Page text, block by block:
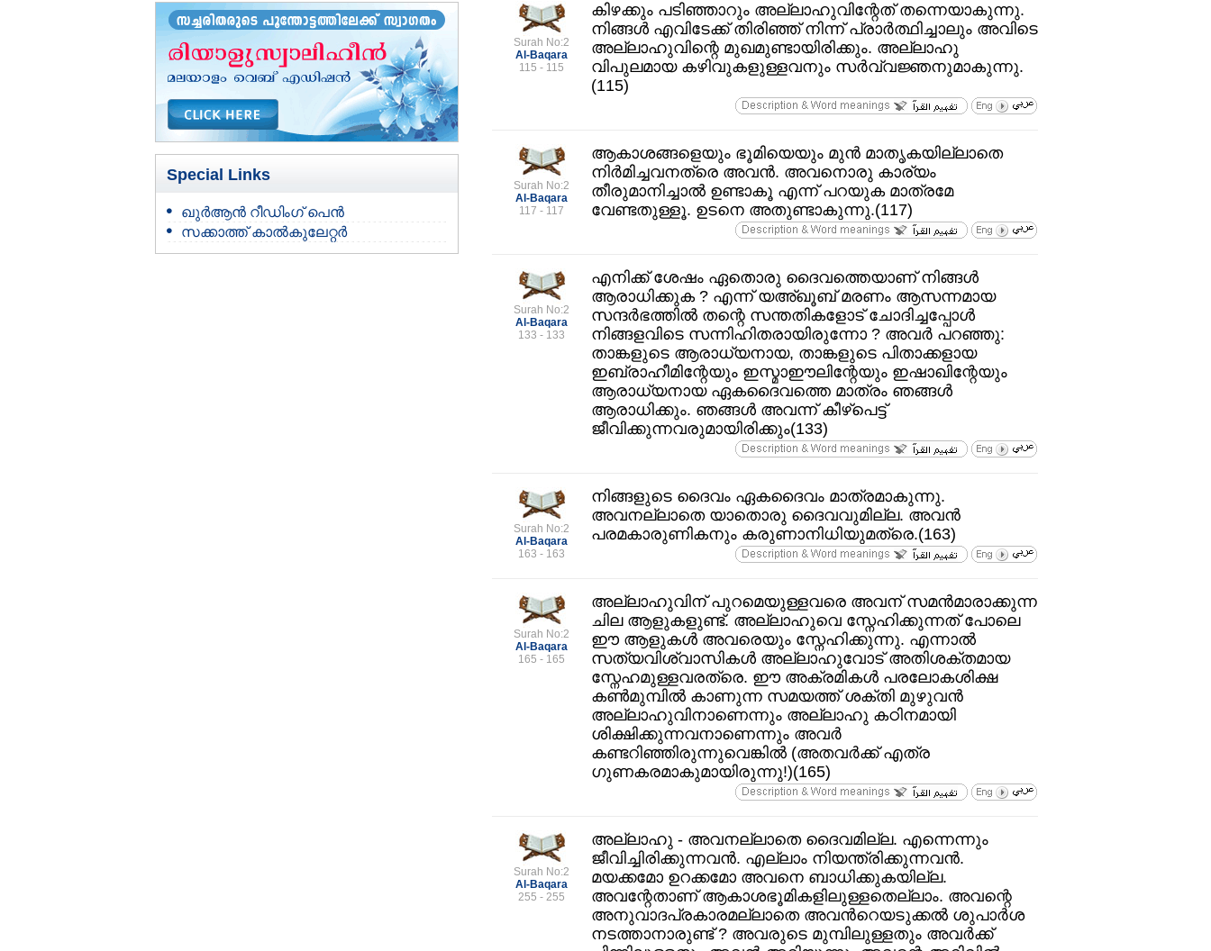
Special Links
ഖുർആൻ റീഡിംഗ് പെൻ
സക്കാത്ത് കാൽകുലേറ്റർ
Surah No:2
Al-Baqara
115 - 115
കിഴക്കും പടിഞ്ഞാറും അല്ലാഹുവിന്റേത്‌ തന്നെയാകുന്നു.
നിങ്ങള്‍ എവിടേക്ക്‌ തിരിഞ്ഞ്‌ നിന്ന്‌ പ്രാര്‍ത്ഥിച്ചാലും അവിടെ
അല്ലാഹുവിന്റെ മുഖമുണ്ടായിരിക്കും. അല്ലാഹു
വിപുലമായ കഴിവുകളുള്ളവനും സര്‍വ്വജ്ഞനുമാകുന്നു.
(115)
Surah No:2
Al-Baqara
117 - 117
ആകാശങ്ങളെയും ഭൂമിയെയും മുന്‍ മാതൃകയില്ലാതെ
നിര്‍മിച്ചവനത്രെ അവന്‍. അവനൊരു കാര്യം
തീരുമാനിച്ചാല്‍ ഉണ്ടാകൂ എന്ന്‌ പറയുക മാത്രമേ
വേണ്ടതുള്ളൂ. ഉടനെ അതുണ്ടാകുന്നു.(117)
Surah No:2
Al-Baqara
133 - 133
എനിക്ക്‌ ശേഷം ഏതൊരു ദൈവത്തെയാണ്‌ നിങ്ങള്‍
ആരാധിക്കുക ? എന്ന്‌ യഅ്ഖൂബ്‌ മരണം ആസന്നമായ
സന്ദര്‍ഭത്തില്‍ തന്റെ സന്തതികളോട്‌ ചോദിച്ചപ്പോള്‍
നിങ്ങളവിടെ സന്നിഹിതരായിരുന്നോ ? അവര്‍ പറഞ്ഞു:
താങ്കളുടെ ആരാധ്യനായ, താങ്കളുടെ പിതാക്കളായ
ഇബ്രാഹീമിന്റേയും ഇസ്മാഈലിന്റേയും ഇഷാഖിന്റേയും
ആരാധ്യനായ ഏകദൈവത്തെ മാത്രം ഞങ്ങള്‍
ആരാധിക്കും. ഞങ്ങള്‍ അവന്ന്‌ കീഴ്‌പെട്ട്‌
ജീവിക്കുന്നവരുമായിരിക്കും(133)
Surah No:2
Al-Baqara
163 - 163
നിങ്ങളുടെ ദൈവം ഏകദൈവം മാത്രമാകുന്നു.
അവനല്ലാതെ യാതൊരു ദൈവവുമില്ല. അവന്‍
പരമകാരുണികനും കരുണാനിധിയുമത്രെ.(163)
Surah No:2
Al-Baqara
165 - 165
അല്ലാഹുവിന്‌ പുറമെയുള്ളവരെ അവന്‌ സമന്‍മാരാക്കുന്ന
ചില ആളുകളുണ്ട്‌. അല്ലാഹുവെ സ്നേഹിക്കുന്നത്‌ പോലെ
ഈ ആളുകള്‍ അവരെയും സ്നേഹിക്കുന്നു. എന്നാല്‍
സത്യവിശ്വാസികള്‍ അല്ലാഹുവോട്‌ അതിശക്തമായ
സ്നേഹമുള്ളവരത്രെ. ഈ അക്രമികള്‍ പരലോകശിക്ഷ
കണ്‍മുമ്പില്‍ കാണുന്ന സമയത്ത്‌ ശക്തി മുഴുവന്‍
അല്ലാഹുവിനാണെന്നും അല്ലാഹു കഠിനമായി
ശിക്ഷിക്കുന്നവനാണെന്നും അവര്‍
കണ്ടറിഞ്ഞിരുന്നുവെങ്കില്‍ (അതവര്‍ക്ക്‌ എത്ര
ഗുണകരമാകുമായിരുന്നു!)(165)
Surah No:2
Al-Baqara
255 - 255
അല്ലാഹു - അവനല്ലാതെ ദൈവമില്ല. എന്നെന്നും
ജീവിച്ചിരിക്കുന്നവന്‍. എല്ലാം നിയന്ത്രിക്കുന്നവന്‍.
മയക്കമോ ഉറക്കമോ അവനെ ബാധിക്കുകയില്ല.
അവന്റേതാണ്‌ ആകാശഭൂമികളിലുള്ളതെല്ലാം. അവന്റെ
അനുവാദപ്രകാരമല്ലാതെ അവന്‍റെയടുക്കല്‍ ശുപാര്‍ശ
നടത്താനാരുണ്ട്‌ ? അവരുടെ മുമ്പിലുള്ളതും അവര്‍ക്ക്‌